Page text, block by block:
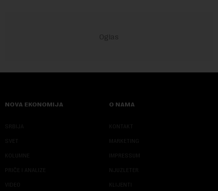
NOVA EKONOMIJA
SRBIJA
SVET
KOLUMNE
PRIČE I ANALIZE
VIDEO
O NAMA
KONTAKT
MARKETING
IMPRESSUM
NJUZLETER
KLIJENTI